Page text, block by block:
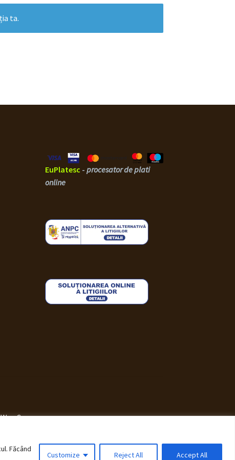
Făcând
Customize Reject All Accept All
ta.
EuPlatesc - procesator de plati
online
.